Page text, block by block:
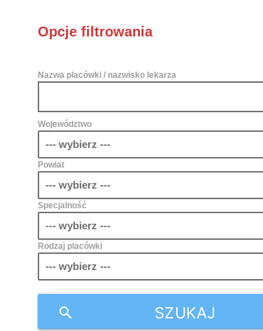
Opcje filtrowania
Nazwa placówki / nazwisko lekarza
Województwo
Powiat
Specjalność
Rodzaj placówki
SZUKAJ
search